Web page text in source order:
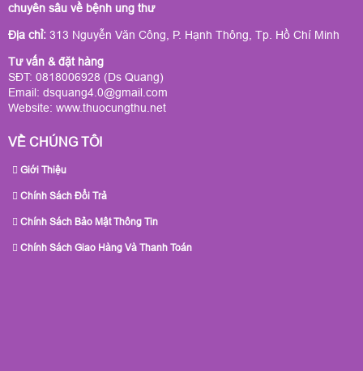
chuyên sâu về bệnh ung thư
Địa chỉ: 313 Nguyễn Văn Công, P. Hạnh Thông, Tp. Hồ Chí Minh
Tư vấn & đặt hàng
SĐT: 0818006928 (Ds Quang)
Email: dsquang4.0@gmail.com
Website: www.thuocungthu.net
VỀ CHÚNG TÔI
Giới Thiệu
Chính Sách Đổi Trả
Chính Sách Bảo Mật Thông Tin
Chính Sách Giao Hàng Và Thanh Toán